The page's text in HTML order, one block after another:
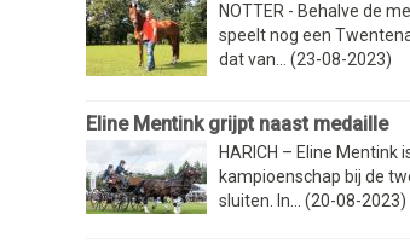
NOTTER - Behalve de
speelt nog een
dat van... (23-08-2023)
Eline Mentink grijpt naast medaille
HARICH – Eline Mentink
kampioenschap bij de
sluiten. In... (20-08-2023)